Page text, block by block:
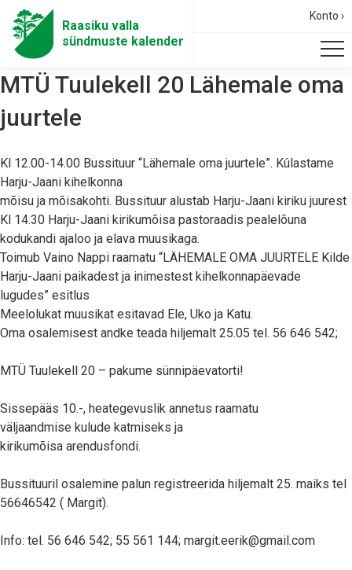
Raasiku valla
sündmuste kalender
Konto ›
MTÜ Tuulekell 20 Lähemale oma
juurtele
Kl 12.00-14.00 Bussituur “Lähemale oma juurtele”. Kûlastame
Harju-Jaani kihelkonna
mõisu ja mõisakohti. Bussituur alustab Harju-Jaani kiriku juurest
Kl 14.30 Harju-Jaani kirikumõisa pastoraadis pealelõuna
kodukandi ajaloo ja elava muusikaga.
Toimub Vaino Nappi raamatu “LÄHEMALE OMA JUURTELE Kilde
Harju-Jaani paikadest ja inimestest kihelkonnapäevade
lugudes” esitlus
Meelolukat muusikat esitavad Ele, Uko ja Katu.
Oma osalemisest andke teada hiljemalt 25.05 tel. 56 646 542;
MTÜ Tuulekell 20 – pakume sünnipäevatorti!
Sissepääs 10.-, heategevuslik annetus raamatu
väljaandmise kulude katmiseks ja
kirikumõisa arendusfondi.
Bussituuril osalemine palun registreerida hiljemalt 25. maiks tel
56646542 ( Margit).
Info: tel. 56 646 542; 55 561 144; margit.eerik@gmail.com